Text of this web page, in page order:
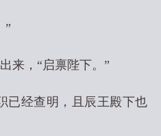
”
来，“启禀陛下。”
已经查明，且辰王殿下也